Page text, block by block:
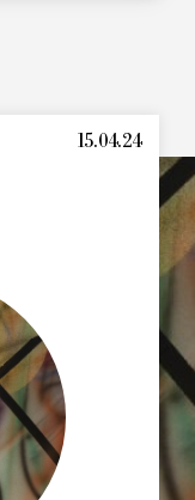
15.04.24